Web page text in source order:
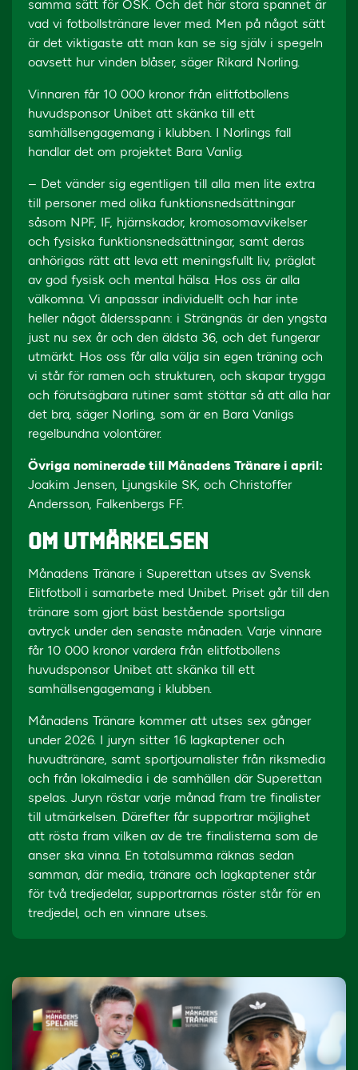
samma sätt för ÖSK. Och det här stora spannet är
vad vi fotbollstränare lever med. Men på något sätt
är det viktigaste att man kan se sig själv i spegeln
oavsett hur vinden blåser, säger Rikard Norling.
Vinnaren får 10 000 kronor från elitfotbollens
huvudsponsor Unibet att skänka till ett
samhällsengagemang i klubben. I Norlings fall
handlar det om projektet Bara Vanlig.
– Det vänder sig egentligen till alla men lite extra
till personer med olika funktionsnedsättningar
såsom NPF, IF, hjärnskador, kromosomavvikelser
och fysiska funktionsnedsättningar, samt deras
anhörigas rätt att leva ett meningsfullt liv, präglat
av god fysisk och mental hälsa. Hos oss är alla
välkomna. Vi anpassar individuellt och har inte
heller något åldersspann: i Strängnäs är den yngsta
just nu sex år och den äldsta 36, och det fungerar
utmärkt. Hos oss får alla välja sin egen träning och
vi står för ramen och strukturen, och skapar trygga
och förutsägbara rutiner samt stöttar så att alla har
det bra, säger Norling, som är en Bara Vanligs
regelbundna volontärer.
Övriga nominerade till Månadens Tränare i april:
Joakim Jensen, Ljungskile SK, och Christoffer
Andersson, Falkenbergs FF.
OM UTMÄRKELSEN
Månadens Tränare i Superettan utses av Svensk
Elitfotboll i samarbete med Unibet. Priset går till den
tränare som gjort bäst bestående sportsliga
avtryck under den senaste månaden. Varje vinnare
får 10 000 kronor vardera från elitfotbollens
huvudsponsor Unibet att skänka till ett
samhällsengagemang i klubben.
Månadens Tränare kommer att utses sex gånger
under 2026. I juryn sitter 16 lagkaptener och
huvudtränare, samt sportjournalister från riksmedia
och från lokalmedia i de samhällen där Superettan
spelas. Juryn röstar varje månad fram tre finalister
till utmärkelsen. Därefter får supportrar möjlighet
att rösta fram vilken av de tre finalisterna som de
anser ska vinna. En totalsumma räknas sedan
samman, där media, tränare och lagkaptener står
för två tredjedelar, supportrarnas röster står för en
tredjedel, och en vinnare utses.